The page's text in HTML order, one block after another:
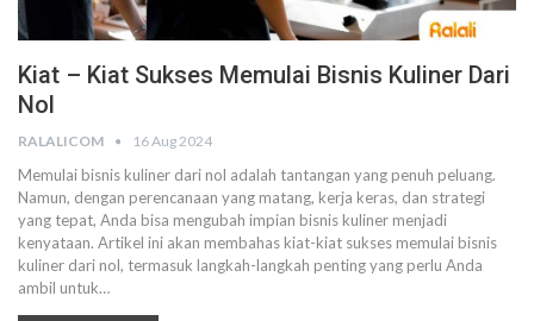
Kiat – Kiat Sukses Memulai Bisnis Kuliner Dari
Nol
RALALICOM 16 Aug 2024
Memulai bisnis kuliner dari nol adalah tantangan yang penuh peluang.
Namun, dengan perencanaan yang matang, kerja keras, dan strategi
yang tepat, Anda bisa mengubah impian bisnis kuliner menjadi
kenyataan. Artikel ini akan membahas kiat-kiat sukses memulai bisnis
kuliner dari nol, termasuk langkah-langkah penting yang perlu Anda
ambil untuk…